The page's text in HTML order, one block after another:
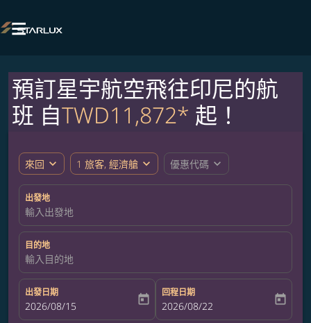

預訂星宇航空飛往印尼的航
班 自TWD11,872* 起！
來回 expand_more 1 旅客, 經濟艙 expand_more 優惠代碼 expand_more
出發地
輸入出發地
目的地
輸入目的地
出發日期
fc-booking-departure-date-aria-label
2026/08/15 today
回程日期
fc-booking-return-date-aria-label
2026/08/22 today